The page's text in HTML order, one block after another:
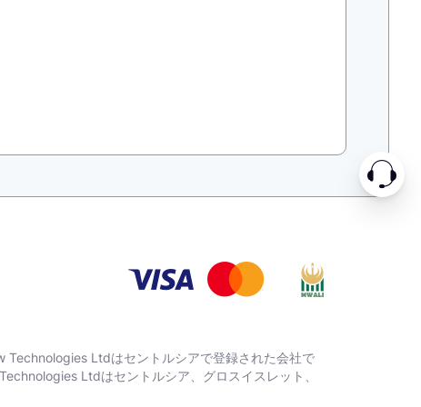
Ltdはセントルシアで登録された会社で
Ltdはセントルシア、グロスイスレット、